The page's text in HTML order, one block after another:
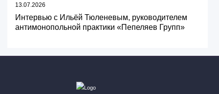
13.07.2026
Интервью с Ильёй Тюленевым, руководителем
антимонопольной практики «Пепеляев Групп»